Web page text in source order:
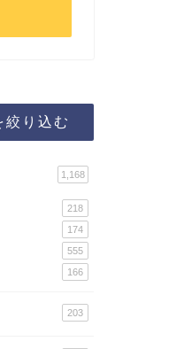
絞り込む
1,168
218
174
555
166
203